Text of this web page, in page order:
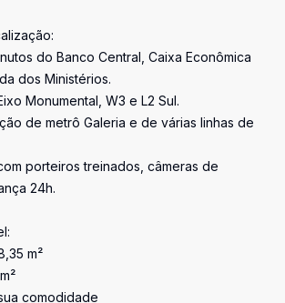
do Banco Central, Caixa Econômica
dos Ministérios.
Monumental, W3 e L2 Sul.
de metrô Galeria e de várias linhas de
porteiros treinados, câmeras de
24h.
m²
comodidade